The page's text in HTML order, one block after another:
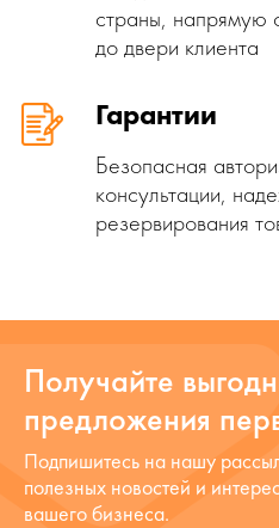
страны, напрямую
до двери клиента
Гарантии
Безопасная
консультации,
резервирования
Получайте
предложения
Подпишитесь на нашу
полезных новостей и
вашего бизнеса.